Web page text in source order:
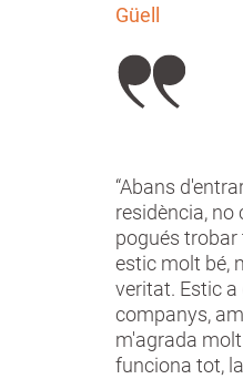
Güell
“Abans
residència, no
pogués trobar
estic molt bé,
veritat. Estic
companys,
m'agrada
funciona tot,